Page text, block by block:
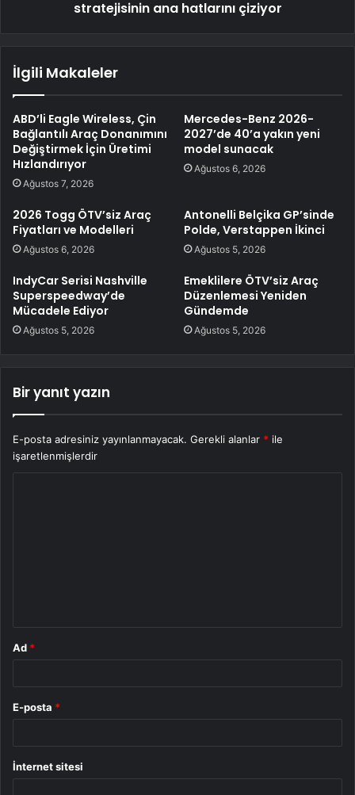
stratejisinin ana hatlarını çiziyor
İlgili Makaleler
ABD’li Eagle Wireless, Çin
Bağlantılı Araç Donanımını
Değiştirmek İçin Üretimi
Hızlandırıyor
Ağustos 7, 2026
Mercedes-Benz 2026-
2027’de 40’a yakın yeni
model sunacak
Ağustos 6, 2026
2026 Togg ÖTV’siz Araç
Fiyatları ve Modelleri
Ağustos 6, 2026
Antonelli Belçika GP’sinde
Polde, Verstappen İkinci
Ağustos 5, 2026
IndyCar Serisi Nashville
Superspeedway’de
Mücadele Ediyor
Ağustos 5, 2026
Emeklilere ÖTV’siz Araç
Düzenlemesi Yeniden
Gündemde
Ağustos 5, 2026
Bir yanıt yazın
E-posta adresiniz yayınlanmayacak. Gerekli alanlar * ile
işaretlenmişlerdir
Ad *
E-posta *
İnternet sitesi